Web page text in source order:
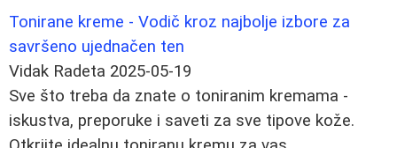
Tonirane kreme - Vodič kroz najbolje izbore za
savršeno ujednačen ten
Vidak Radeta 2025-05-19
Sve što treba da znate o toniranim kremama -
iskustva, preporuke i saveti za sve tipove kože.